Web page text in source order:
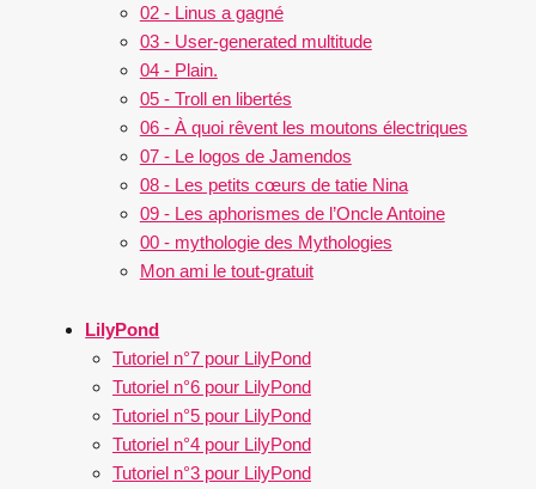
02 - Linus a gagné
03 - User-generated multitude
04 - Plain.
05 - Troll en libertés
06 - À quoi rêvent les moutons électriques
07 - Le logos de Jamendos
08 - Les petits cœurs de tatie Nina
09 - Les aphorismes de l’Oncle Antoine
00 - mythologie des Mythologies
Mon ami le tout-gratuit
LilyPond
Tutoriel n°7 pour LilyPond
Tutoriel n°6 pour LilyPond
Tutoriel n°5 pour LilyPond
Tutoriel n°4 pour LilyPond
Tutoriel n°3 pour LilyPond